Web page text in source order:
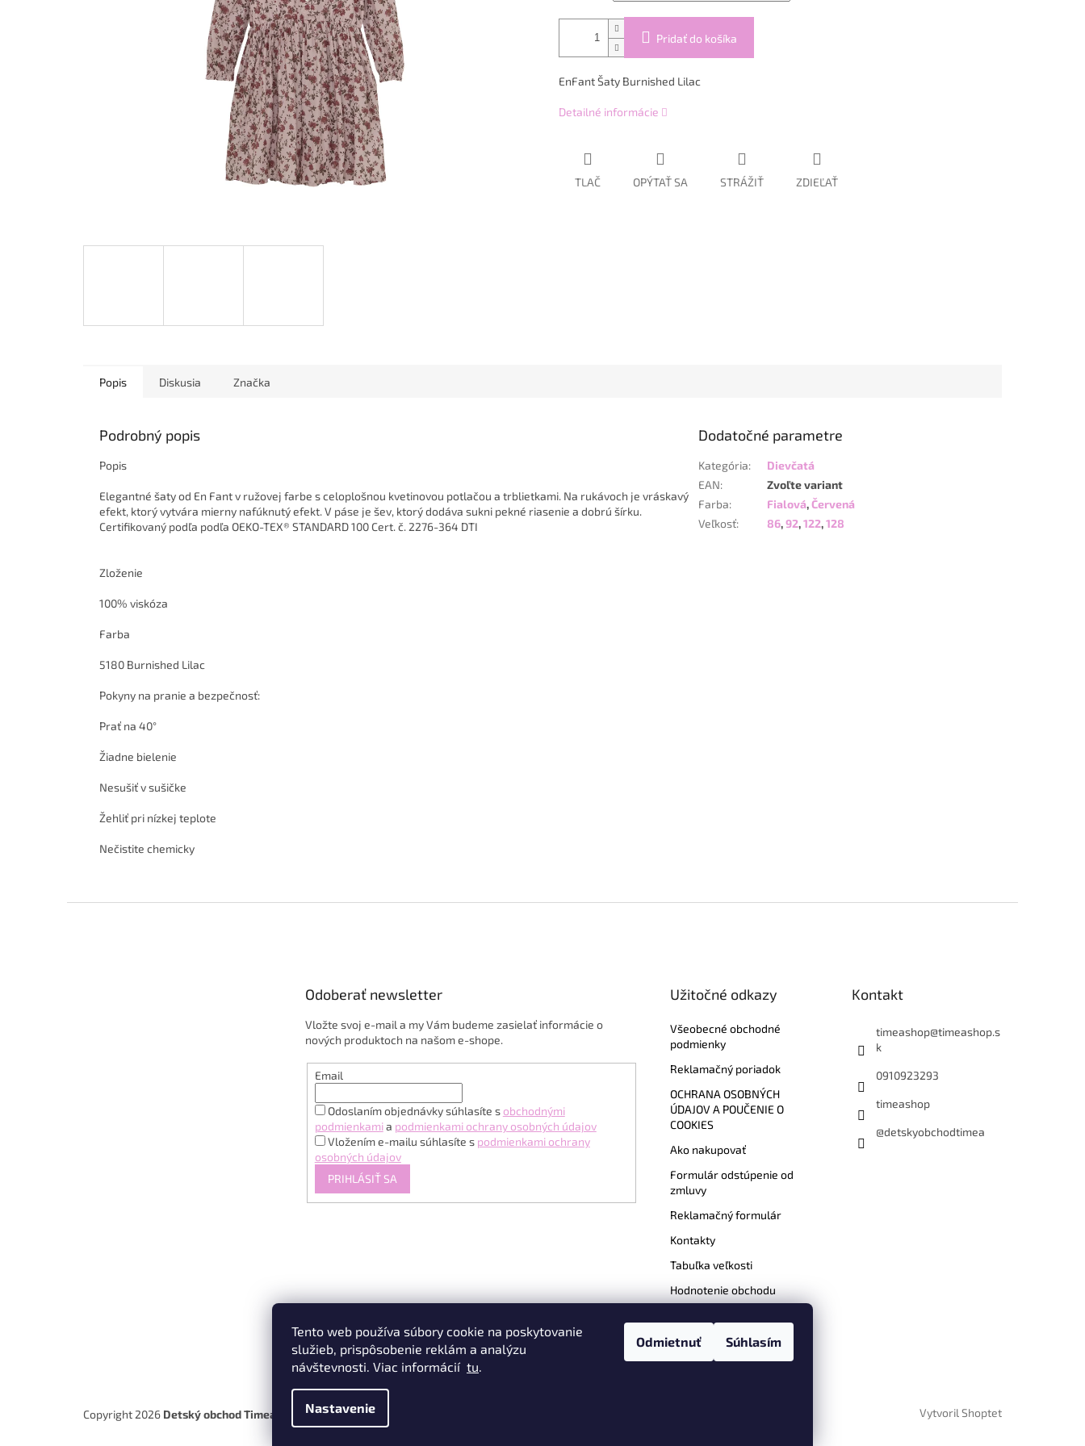
Tento web používa súbory cookie na poskytovanie
služieb, prispôsobenie reklám a analýzu
návštevnosti. Viac informácií tu.
Nastavenie
Odmietnuť Súhlasím
Pridať do košíka
EnFant Šaty Burnished Lilac
Detailné informácie
TLAČ OPÝTAŤ SA STRÁŽIŤ ZDIEĽAŤ
Popis Diskusia Značka
Podrobný popis
Popis
Elegantné šaty od En Fant v ružovej farbe s celoplošnou kvetinovou potlačou a trblietkami. Na rukávoch je vráskavý
efekt, ktorý vytvára mierny nafúknutý efekt. V páse je šev, ktorý dodáva sukni pekné riasenie a dobrú šírku.
Certifikovaný podľa podľa OEKO-TEX® STANDARD 100 Cert. č. 2276-364 DTI
Zloženie
100% viskóza
Farba
5180 Burnished Lilac
Pokyny na pranie a bezpečnosť:
Prať na 40°
Žiadne bielenie
Nesušiť v sušičke
Žehliť pri nízkej teplote
Nečistite chemicky
Dodatočné parametre
Kategória:
Dievčatá
EAN:
Zvoľte variant
Farba: Fialová,Červená
Veľkosť: 86,92,122,128
Odoberať newsletter
Vložte svoj e-mail a my Vám budeme zasielať informácie o
nových produktoch na našom e-shope.
Email
Odoslaním objednávky súhlasíte s obchodnými
podmienkamia podmienkami ochrany osobných údajov
Vložením e-mailu súhlasíte s podmienkami ochrany
osobných údajov
PRIHLÁSIŤ SA
Užitočné odkazy
Všeobecné obchodné
podmienky
Reklamačný poriadok
OCHRANA OSOBNÝCH
ÚDAJOV A POUČENIE O
COOKIES
Ako nakupovať
Formulár odstúpenie od
zmluvy
Reklamačný formulár
Kontakty
Tabuľka veľkosti
Hodnotenie obchodu
Kontakt
timeashop@timeashop.s
k
0910923293
timeashop
@detskyobchodtimea
Instagram
Vytvoril Shoptet
Copyright 2026 Detský obchod Timea . Všetky práva vyhradené.